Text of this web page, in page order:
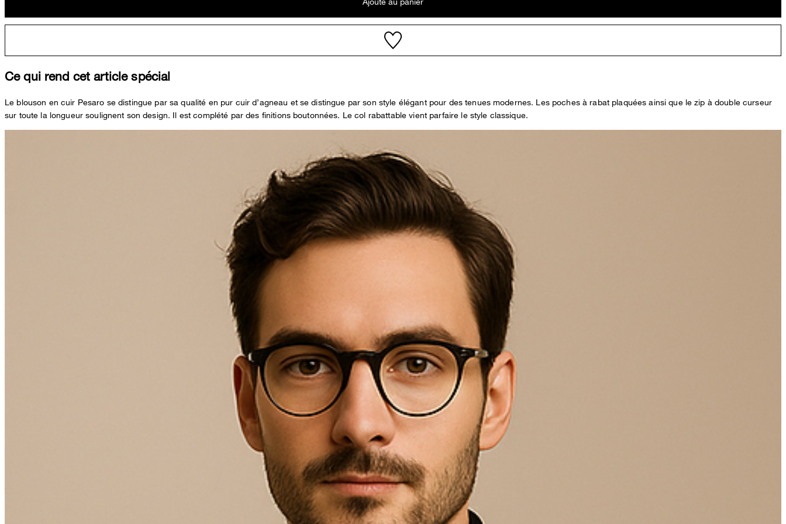
Ce qui rend cet article spécial
Le blouson en cuir Pesaro se distingue par sa qualité en pur cuir d’agneau et se distingue par son style élégant pour des tenues modernes. Les poches à rabat plaquées ainsi que le zip à double curseur
sur toute la longueur soulignent son design. Il est complété par des finitions boutonnées. Le col rabattable vient parfaire le style classique.